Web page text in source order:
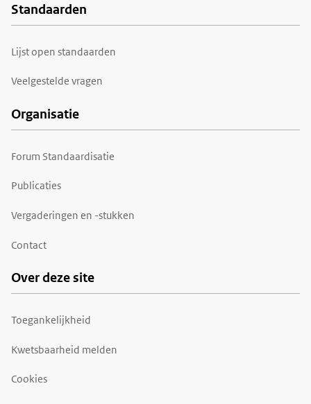
Voet
Standaarden
Lijst open standaarden
Veelgestelde vragen
Organisatie
Forum Standaardisatie
Publicaties
Vergaderingen en -stukken
Contact
Over deze site
Toegankelijkheid
Kwetsbaarheid melden
Cookies